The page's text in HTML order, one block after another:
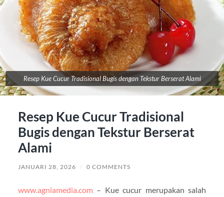
Resep Kue Cucur Tradisional Bugis dengan Tekstur Berserat Alami
Resep Kue Cucur Tradisional
Bugis dengan Tekstur Berserat
Alami
JANUARI 28, 2026 / 0 COMMENTS
www.agniamedia.com – Kue cucur merupakan salah